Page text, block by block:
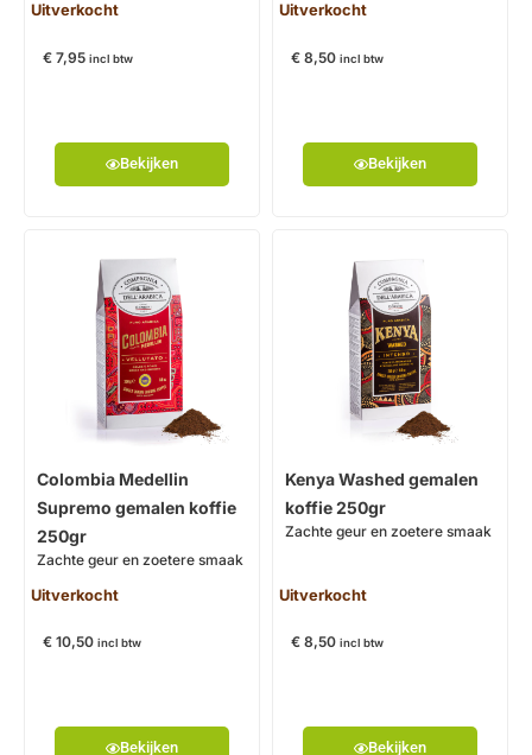
Uitverkocht
€ 7,95 incl btw
Bekijken
Uitverkocht
€ 8,50 incl btw
Bekijken
Colombia Medellin
Supremo gemalen koffie
250gr
Zachte geur en zoetere smaak
Uitverkocht
€ 10,50 incl btw
Bekijken
Kenya Washed gemalen
koffie 250gr
Zachte geur en zoetere smaak
Uitverkocht
€ 8,50 incl btw
Bekijken